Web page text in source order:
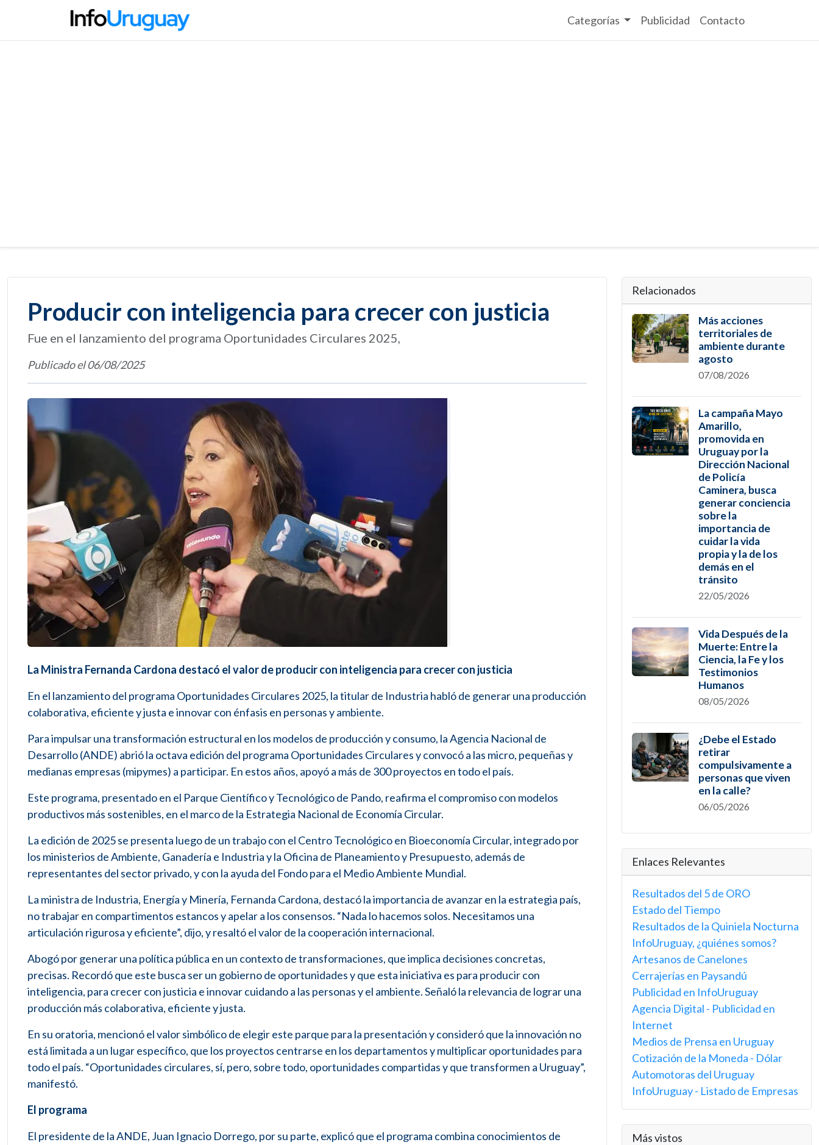
Categorías Publicidad Contacto
Producir con inteligencia para crecer con justicia
Fue en el lanzamiento del programa Oportunidades Circulares 2025,
Publicado el 06/08/2025
La Ministra Fernanda Cardona destacó el valor de producir con inteligencia para crecer con justicia
En el lanzamiento del programa Oportunidades Circulares 2025, la titular de Industria habló de generar una producción
colaborativa, eficiente y justa e innovar con énfasis en personas y ambiente.
Para impulsar una transformación estructural en los modelos de producción y consumo, la Agencia Nacional de
Desarrollo (ANDE) abrió la octava edición del programa Oportunidades Circulares y convocó a las micro, pequeñas y
medianas empresas (mipymes) a participar. En estos años, apoyó a más de 300 proyectos en todo el país.
Este programa, presentado en el Parque Científico y Tecnológico de Pando, reafirma el compromiso con modelos
productivos más sostenibles, en el marco de la Estrategia Nacional de Economía Circular.
La edición de 2025 se presenta luego de un trabajo con el Centro Tecnológico en Bioeconomía Circular, integrado por
los ministerios de Ambiente, Ganadería e Industria y la Oficina de Planeamiento y Presupuesto, además de
representantes del sector privado, y con la ayuda del Fondo para el Medio Ambiente Mundial.
La ministra de Industria, Energía y Minería, Fernanda Cardona, destacó la importancia de avanzar en la estrategia país,
no trabajar en compartimentos estancos y apelar a los consensos. “Nada lo hacemos solos. Necesitamos una
articulación rigurosa y eficiente”, dijo, y resaltó el valor de la cooperación internacional.
Abogó por generar una política pública en un contexto de transformaciones, que implica decisiones concretas,
precisas. Recordó que este busca ser un gobierno de oportunidades y que esta iniciativa es para producir con
inteligencia, para crecer con justicia e innovar cuidando a las personas y el ambiente. Señaló la relevancia de lograr una
producción más colaborativa, eficiente y justa.
En su oratoria, mencionó el valor simbólico de elegir este parque para la presentación y consideró que la innovación no
está limitada a un lugar específico, que los proyectos centrarse en los departamentos y multiplicar oportunidades para
todo el país. “Oportunidades circulares, sí, pero, sobre todo, oportunidades compartidas y que transformen a Uruguay”,
manifestó.
El programa
El presidente de la ANDE, Juan Ignacio Dorrego, por su parte, explicó que el programa combina conocimientos de
Relacionados
Más acciones
territoriales de
ambiente durante
agosto
07/08/2026
La campaña Mayo
Amarillo,
promovida en
Uruguay por la
Dirección Nacional
de Policía
Caminera, busca
generar conciencia
sobre la
importancia de
cuidar la vida
propia y la de los
demás en el
tránsito
22/05/2026
Vida Después de la
Muerte: Entre la
Ciencia, la Fe y los
Testimonios
Humanos
08/05/2026
¿Debe el Estado
retirar
compulsivamente a
personas que viven
en la calle?
06/05/2026
Enlaces Relevantes
Resultados del 5 de ORO
Estado del Tiempo
Resultados de la Quiniela Nocturna
InfoUruguay, ¿quiénes somos?
Artesanos de Canelones
Cerrajerías en Paysandú
Publicidad en InfoUruguay
Agencia Digital - Publicidad en
Internet
Medios de Prensa en Uruguay
Cotización de la Moneda - Dólar
Automotoras del Uruguay
InfoUruguay - Listado de Empresas
Más vistos